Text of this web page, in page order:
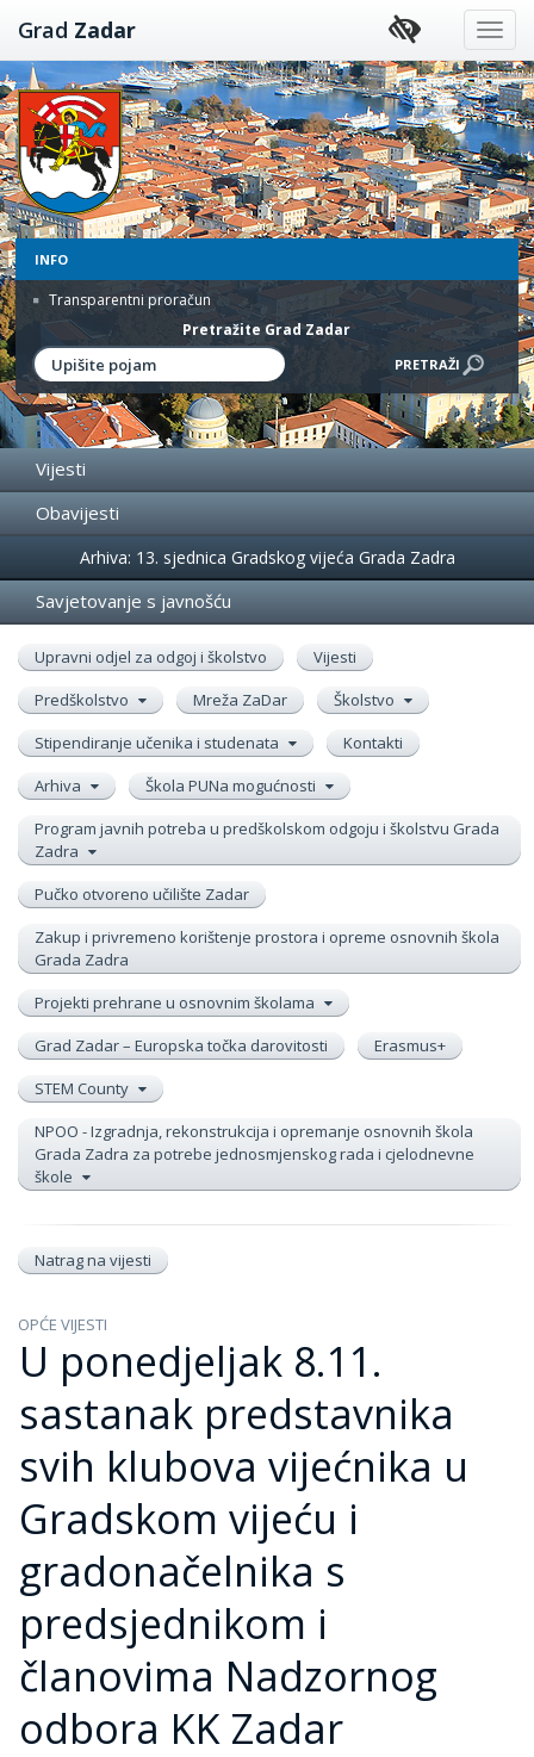
Preskoči
na
sadržaj
Grad Zadar
INFO
Transparentni proračun
Pretražite Grad Zadar
Vijesti
Obavijesti
Događanja
Arhiva: 13. sjednica Gradskog vijeća Grada Zadra
Savjetovanje s javnošću
Upravni odjel za odgoj i školstvo
Vijesti
Predškolstvo
Mreža ZaDar
Školstvo
Stipendiranje učenika i studenata
Kontakti
Arhiva
Škola PUNa mogućnosti
Program javnih potreba u predškolskom odgoju i školstvu Grada
Zadra
Pučko otvoreno učilište Zadar
Zakup i privremeno korištenje prostora i opreme osnovnih škola
Grada Zadra
Projekti prehrane u osnovnim školama
Grad Zadar – Europska točka darovitosti
Erasmus+
STEM County
NPOO - Izgradnja, rekonstrukcija i opremanje osnovnih škola
Grada Zadra za potrebe jednosmjenskog rada i cjelodnevne
škole
Natrag na vijesti
OPĆE VIJESTI
U ponedjeljak 8.11.
sastanak predstavnika
svih klubova vijećnika u
Gradskom vijeću i
gradonačelnika s
predsjednikom i
članovima Nadzornog
odbora KK Zadar